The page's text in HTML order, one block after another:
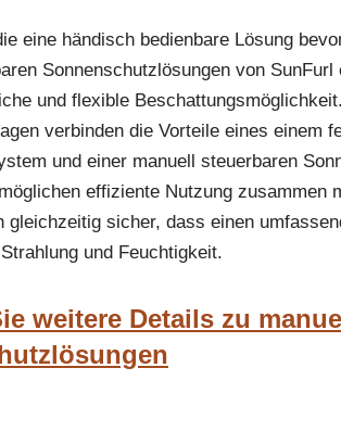
eine händisch bedienbare Lösung
Sonnenschutzlösungen von SunFurl
und flexible
verbinden die Vorteile eines einem
und einer manuell steuerbaren
effiziente Nutzung zusammen
gleichzeitig sicher, dass einen
und Feuchtigkeit.
weitere Details zu